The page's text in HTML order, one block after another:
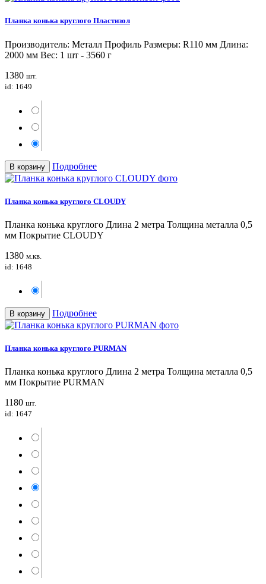
Планка конька круглого Пластизол
Производитель: Металл Профиль Размеры: R110 мм Длина:
2000 мм Вес: 1 шт - 3560 г
1380 шт.
id: 1649
В корзину Подробнее
Планка конька круглого CLOUDY
Планка конька круглого Длина 2 метра Толщина металла 0,5
мм Покрытие CLOUDY
1380 м.кв.
id: 1648
В корзину Подробнее
Планка конька круглого PURMAN
Планка конька круглого Длина 2 метра Толщина металла 0,5
мм Покрытие PURMAN
1180 шт.
id: 1647